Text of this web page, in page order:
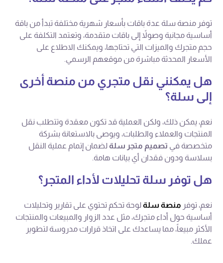
توفر منصة سلة عدة باقات بأسعار شهرية مختلفة تبدأ من باقة
أساسية مجانية وصولاً إلى باقات متقدمة، وتعتمد التكلفة على
حجم متجرك والميزات التي تحتاجها، ويمكنك الاطلاع على
الأسعار المحدثة مباشرة من موقعهم الرسمي.
هل يمكنني نقل متجري من منصة أخرى
إلى سلة؟
نعم، يمكن ذلك، ولكن العملية قد تكون معقدة وتتطلب نقل
المنتجات والعملاء والطلبات، ويوصى بالاستعانة بشركة
متخصصة في تصميم متجر سلة لضمان إتمام عملية النقل
بسلاسة ودون فقدان أي بيانات هامة.
هل توفر سلة تحليلات لأداء المتجر؟
نعم، توفر منصة سلةلوحة تحكم تحتوي على تقارير وتحليلات
أساسية حول أداء متجرك، مثل عدد الزوار والمبيعات والمنتجات
الأكثر مبيعاً، مما يساعدك على اتخاذ قرارات مدروسة لتطوير
عملك.